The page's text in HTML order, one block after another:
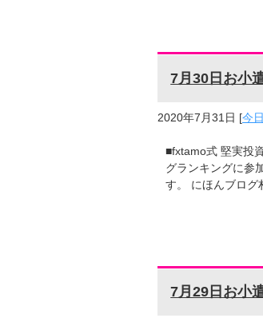
7月30日お小
2020年7月31日 [今
■fxtamo式 堅実投
グランキングに参
す。 にほんブログ
7月29日お小